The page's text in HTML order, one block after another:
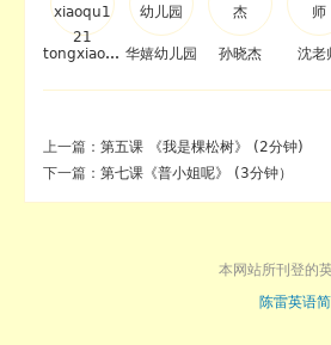
tongxiaoqu121 华嬉幼儿园 孙晓杰 沈老
上一篇： 第五课 《我是棵松树》 (2分钟)
下一篇： 第七课《普小姐呢》 (3分钟）
本网站所刊登的
陈雷英语